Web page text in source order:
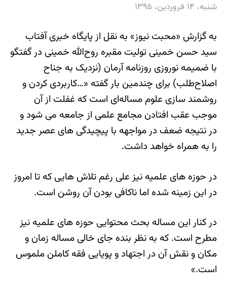
شنبه، ۱۴ فروردین، ۱۳۹۵
به گزارش «محبت نیوز» به نقل از پایگاه خبری آفتاب
سید حسن خمینی تولیت مقبره روح‌الله خمینی در گفتگو
با ضمیمه نوروزی روزنامه آرمان (نزدیک به جناح
اصلاح‌طلب) برای چندمین بار گفته «…کاربردی کردن و
روشمند سازی علوم مساله‌ای است که غفلت از آن
موجب عقب افتادن مجامع علمی از جامعه می شود و
در نتیجه ضعف در مواجهه با پیچیدگی های عصر جدید
را به همراه خواهد داشت.
در حوزه های علمیه نیز علی رغم تلاش هایی که تا امروز
در این زمینه شده اما ناکافی بودن آن روشن است.
در کنار این مساله بحث محتوایی حوزه های علمیه نیز
مطرح است. که به نظر بنده جای خالی مساله زمان و
مکان و نقش آن در اجتهاد و پویایی فقه کاملن ملموس
است.»